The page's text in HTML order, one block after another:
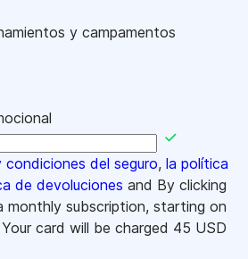
y campamentos
del seguro, la política
de devoluciones and By clicking
monthly subscription, starting on
card will be charged 45 USD